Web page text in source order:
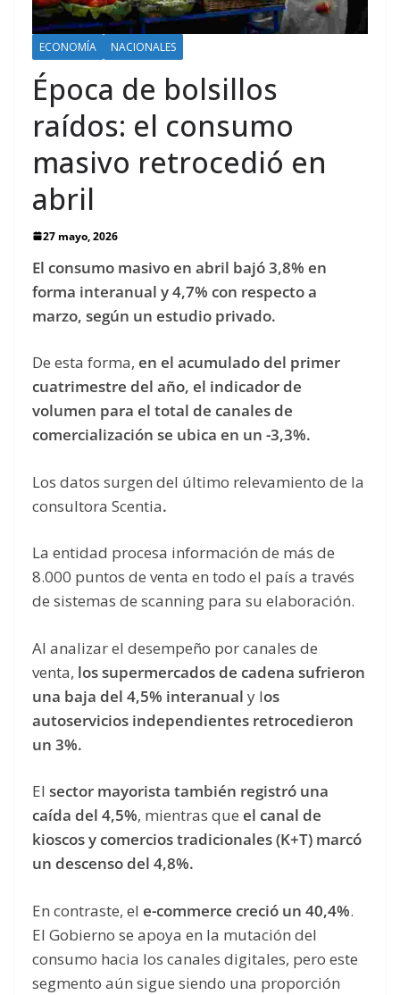
ECONOMÍA NACIONALES
Época de bolsillos
raídos: el consumo
masivo retrocedió en
abril
27 mayo, 2026
El consumo masivo en abril bajó 3,8% en
forma interanual y 4,7% con respecto a
marzo, según un estudio privado.
De esta forma, en el acumulado del primer
cuatrimestre del año, el indicador de
volumen para el total de canales de
comercialización se ubica en un -3,3%.
Los datos surgen del último relevamiento de la
consultora Scentia.
La entidad procesa información de más de
8.000 puntos de venta en todo el país a través
de sistemas de scanning para su elaboración.
Al analizar el desempeño por canales de
venta, los supermercados de cadena sufrieron
una baja del 4,5% interanual y los
autoservicios independientes retrocedieron
un 3%.
El sector mayorista también registró una
caída del 4,5%, mientras que el canal de
kioscos y comercios tradicionales (K+T) marcó
un descenso del 4,8%.
En contraste, el e-commerce creció un 40,4%.
El Gobierno se apoya en la mutación del
consumo hacia los canales digitales, pero este
segmento aún sigue siendo una proporción